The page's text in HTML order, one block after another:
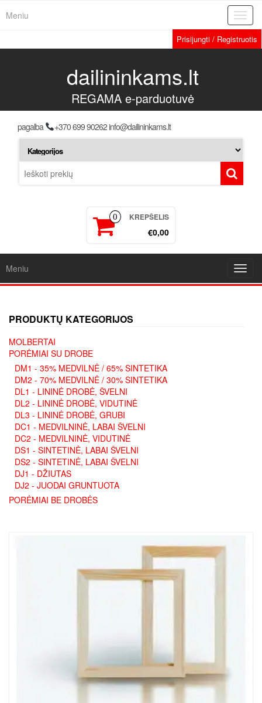
Meniu
Prisijungti / Registruotis
dailininkams.lt
REGAMA e-parduotuvė
pagalba +370 699 90262 info@dailininkams.lt
0 KREPŠELIS
€0,00
Meniu
PRODUKTŲ KATEGORIJOS
MOLBERTAI
PORĖMIAI SU DROBE
DM1 - 35% MEDVILNĖ / 65% SINTETIKA
DM2 - 70% MEDVILNĖ / 30% SINTETIKA
DL1 - LININĖ DROBĖ, ŠVELNI
DL2 - LININĖ DROBĖ, VIDUTINĖ
DL3 - LININĖ DROBĖ, GRUBI
DC1 - MEDVILNINĖ, LABAI ŠVELNI
DC2 - MEDVILNINĖ, VIDUTINĖ
DS1 - SINTETINĖ, LABAI ŠVELNI
DS2 - SINTETINĖ, LABAI ŠVELNI
DJ1 - DŽIUTAS
DJ2 - JUODAI GRUNTUOTA
PORĖMIAI BE DROBĖS